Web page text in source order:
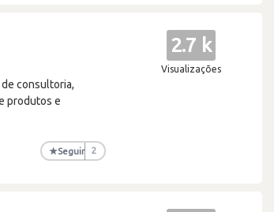
consultoria,
produtos e
★Seguir 2
2.7 k
Visualizações